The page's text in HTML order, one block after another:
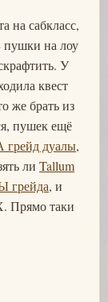
на сабкласс,
пушки на лоу
У
квест
же брать из
пушек ещё
грейд дуалы,
ли Tallum
грейда, и
Прямо таки